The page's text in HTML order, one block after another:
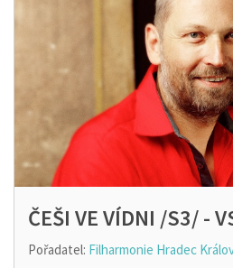
ČEŠI VE VÍDNI /S3/ -
Pořadatel: Filharmonie Hradec